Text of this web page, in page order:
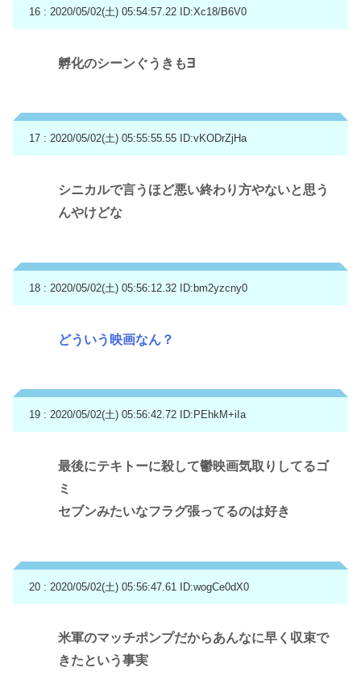
16 : 2020/05/02(土) 05:54:57.22 ID:Xc18/B6V0
孵化のシーンぐうきも∃
17 : 2020/05/02(土) 05:55:55.55 ID:vKODrZjHa
シニカルで言うほど悪い終わり方やないと思う
んやけどな
18 : 2020/05/02(土) 05:56:12.32 ID:bm2yzcny0
どういう映画なん？
19 : 2020/05/02(土) 05:56:42.72 ID:PEhkM+iIa
最後にテキトーに殺して鬱映画気取りしてるゴ
ミ
セブンみたいなフラグ張ってるのは好き
20 : 2020/05/02(土) 05:56:47.61 ID:wogCe0dX0
米軍のマッチポンプだからあんなに早く収束で
きたという事実